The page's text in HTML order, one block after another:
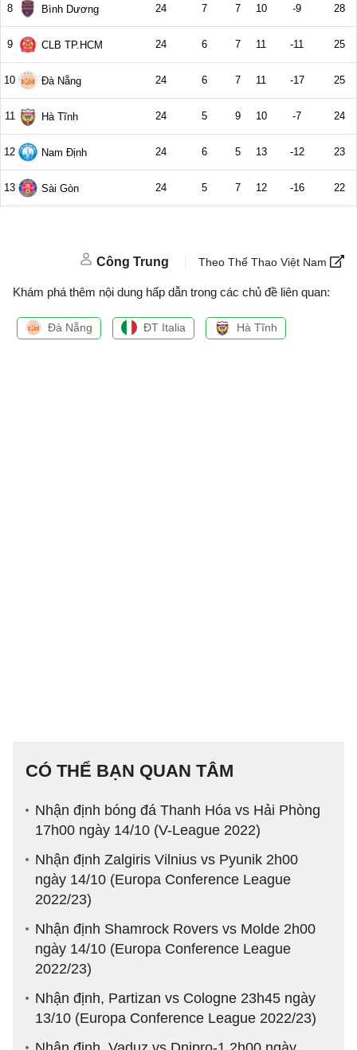
Công Trung Theo Thể Thao Việt Nam
Khám phá thêm nội dung hấp dẫn trong các chủ đề liên quan:
Đà Nẵng ĐT Italia Hà Tĩnh
CÓ THỂ BẠN QUAN TÂM
Nhận định bóng đá Thanh Hóa vs Hải Phòng
17h00 ngày 14/10 (V-League 2022)
Nhận định Zalgiris Vilnius vs Pyunik 2h00
ngày 14/10 (Europa Conference League
2022/23)
Nhận định Shamrock Rovers vs Molde 2h00
ngày 14/10 (Europa Conference League
2022/23)
Nhận định, Partizan vs Cologne 23h45 ngày
13/10 (Europa Conference League 2022/23)